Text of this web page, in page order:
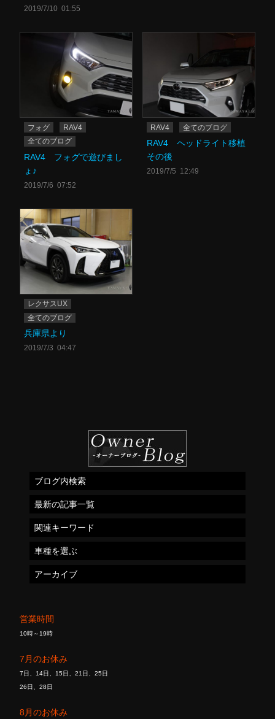
2019/7/10 01:55
フォグ
RAV4
全てのブログ
RAV4 フォグで遊びまし
ょ♪
2019/7/6 07:52
RAV4 全てのブログ
RAV4 ヘッドライト移植
その後
2019/7/5 12:49
レクサスUX
全てのブログ
兵庫県より
2019/7/3 04:47
営業時間
10時～19時
7月のお休み
7日、14日、15日、21日、25日
26日、28日
8月のお休み
ブログ内検索
最新の記事一覧
関連キーワード
車種を選ぶ
アーカイブ